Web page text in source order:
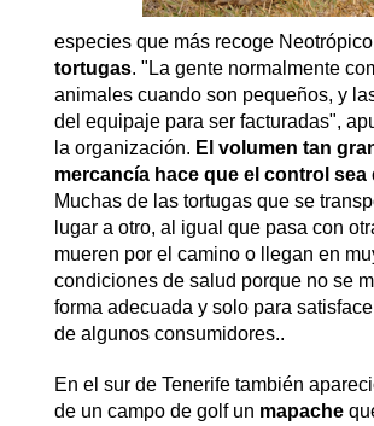
especies que más recoge
tortugas. "La gente normalmente
animales cuando son pequeños, y
del equipaje para ser facturadas",
la organización. El volumen tan
mercancía hace que el control sea
Muchas de las tortugas que se
lugar a otro, al igual que pasa con
mueren por el camino o llegan en
condiciones de salud porque no se
forma adecuada y solo para
de algunos consumidores..
En el sur de Tenerife también
de un campo de golf un mapache